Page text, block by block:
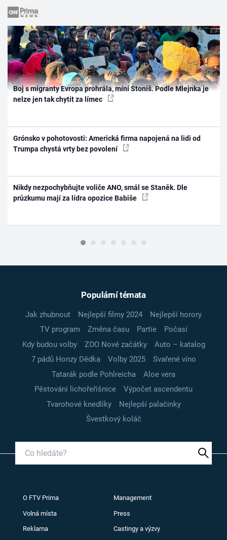
Boj s migranty Evropa prohrála, míní Stoniš. Podle Mlejnka je
nelze jen tak chytit za límec
Grónsko v pohotovosti: Americká firma napojená na lidi od
Trumpa chystá vrty bez povolení
Nikdy nezpochybňujte voliče ANO, smál se Staněk. Dle
průzkumu mají za lídra opozice Babiše
Populární témata
Jak zhubnout Nejlepší filmy 2024
Nejlepší horory
TV program
Změna času Partie
Počasí
Kdy budou volby
ZOO Nové začátky
Auto – katalog
7 pádů Honzy Dědka
Volby 2025
Svařené víno
Tatarák podle Pohlreicha
Aloe vera
Pěstování lichořeřišnice
Výpočet ascendentu
Tvarohové knedlíky
Nejlepší palačinky
Švestkový koláč
O FTV Prima Management
Volná místa Press
Reklama Castingy a výzvy